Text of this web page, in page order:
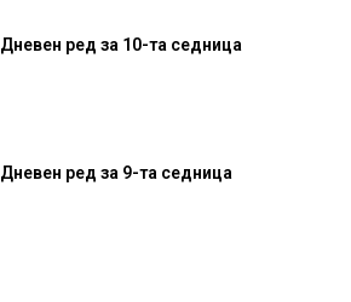
Дневен ред за 10-та седница
Дневен ред за 9-та седница